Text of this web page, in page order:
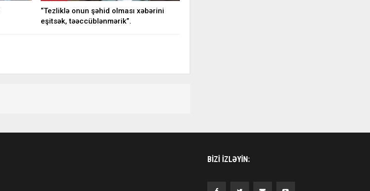
“Tezliklə onun şəhid olması xəbərini
eşitsək, təəccüblənmərik”.
BIZI IZLƏYIN: